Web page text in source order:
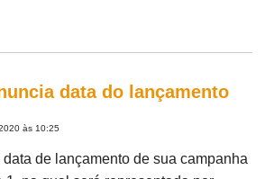
data do lançamento
às 10:25
de lançamento de sua campanha